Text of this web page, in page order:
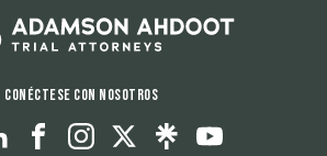
Conéctese con nosotros